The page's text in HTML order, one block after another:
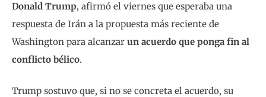
Donald Trump, afirmó el viernes que esperaba una
respuesta de Irán a la propuesta más reciente de
Washington para alcanzar un acuerdo que ponga fin al
conflicto bélico.
Trump sostuvo que, si no se concreta el acuerdo, su